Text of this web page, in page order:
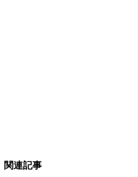
関連記事